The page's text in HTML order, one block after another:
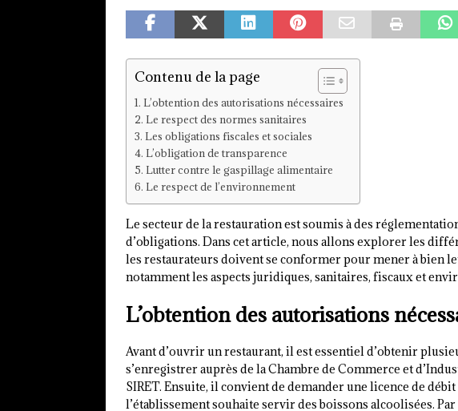
Contenu de la page
L’obtention des autorisations nécessaires
Le respect des normes sanitaires
Les obligations fiscales et sociales
L’obligation de transparence
Lutter contre le gaspillage alimentaire
Le respect de l’environnement
Le secteur de la restauration est soumis à des
d’obligations. Dans cet article, nous allons explorer les
les restaurateurs doivent se conformer pour mener à bien
notamment les aspects juridiques, sanitaires, fiscaux et
L’obtention des autorisations
Avant d’ouvrir un restaurant, il est essentiel d’obtenir
s’enregistrer auprès de la Chambre de Commerce et
SIRET. Ensuite, il convient de demander une licence de
l’établissement souhaite servir des boissons alcoolisées.